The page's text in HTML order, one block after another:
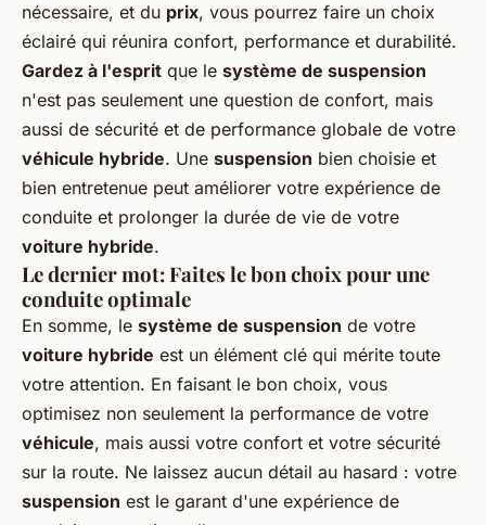
nécessaire, et du prix, vous pourrez faire un choix
éclairé qui réunira confort, performance et durabilité.
Gardez à l'esprit que le système de suspension
n'est pas seulement une question de confort, mais
aussi de sécurité et de performance globale de votre
véhicule hybride. Une suspension bien choisie et
bien entretenue peut améliorer votre expérience de
conduite et prolonger la durée de vie de votre
voiture hybride.
Le dernier mot: Faites le bon choix pour une
conduite optimale
En somme, le système de suspension de votre
voiture hybride est un élément clé qui mérite toute
votre attention. En faisant le bon choix, vous
optimisez non seulement la performance de votre
véhicule, mais aussi votre confort et votre sécurité
sur la route. Ne laissez aucun détail au hasard : votre
suspension est le garant d'une expérience de